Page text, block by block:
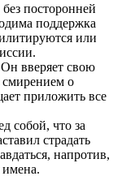
посторонней
поддержка
или
вверяет свою
о
приложить все
собой, что за
страдать
напротив,
имена.